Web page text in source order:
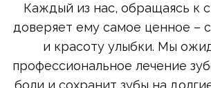
могут стоить вам здоровья и красоты улыбки.